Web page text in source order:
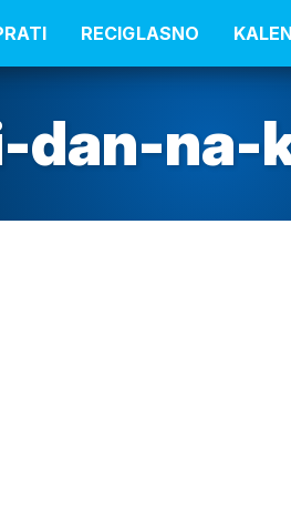
RECIGLASNO
dan-na-